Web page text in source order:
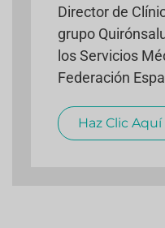
Director de
grupo
los Servicios
Federación
Haz Clic Aquí